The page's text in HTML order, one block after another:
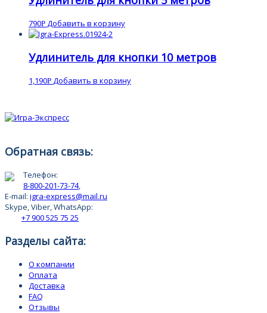
790Р Добавить в корзину
Удлинитель для кнопки 10 метров
1,190Р Добавить в корзину
Обратная связь:
Телефон:
8-800-201-73-74,
E-mail: igra-express@mail.ru
Skype, Viber, WhatsApp:
+7 900 525 75 25
Разделы сайта:
О компании
Оплата
Доставка
FAQ
Отзывы